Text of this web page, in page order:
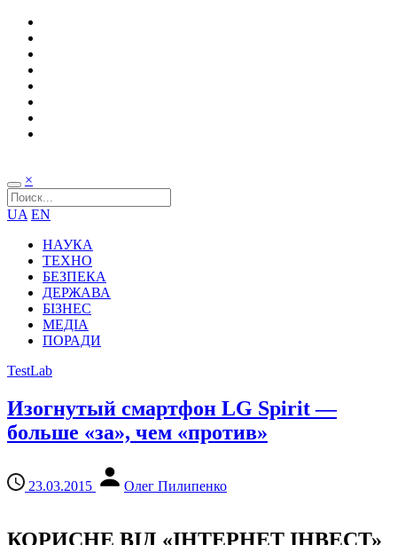
×
UA EN
НАУКА
ТЕХНО
БЕЗПЕКА
ДЕРЖАВА
БІЗНЕС
МЕДІА
ПОРАДИ
TestLab
Изогнутый смартфон LG Spirit —
больше «за», чем «против»
23.03.2015 Олег Пилипенко
КОРИСНЕ ВІД «ІНТЕРНЕТ ІНВЕСТ»